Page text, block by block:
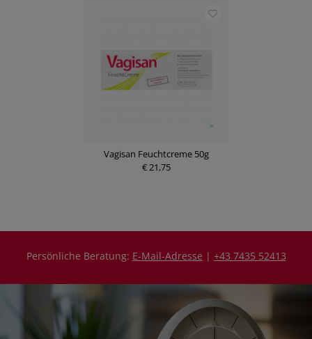
Vagisan Feuchtcreme 50g
€ 21,75
Persönliche Beratung: E-Mail-Adresse | +43 7435 52413